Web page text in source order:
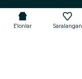
E'lonlar Saralangan